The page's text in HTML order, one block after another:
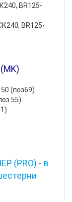
BR125-
BR125-
(поз69)
(PRO) - в